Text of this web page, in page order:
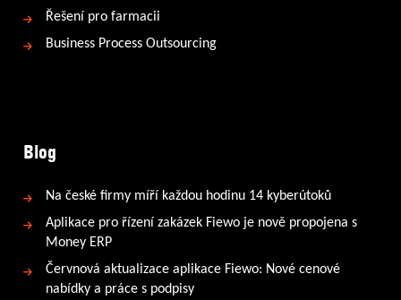
Řešení pro farmacii
Business Process Outsourcing
Blog
Na české firmy míří každou hodinu 14 kyberútoků
Aplikace pro řízení zakázek Fiewo je nově propojena s
Money ERP
Červnová aktualizace aplikace Fiewo: Nové cenové
nabídky a práce s podpisy